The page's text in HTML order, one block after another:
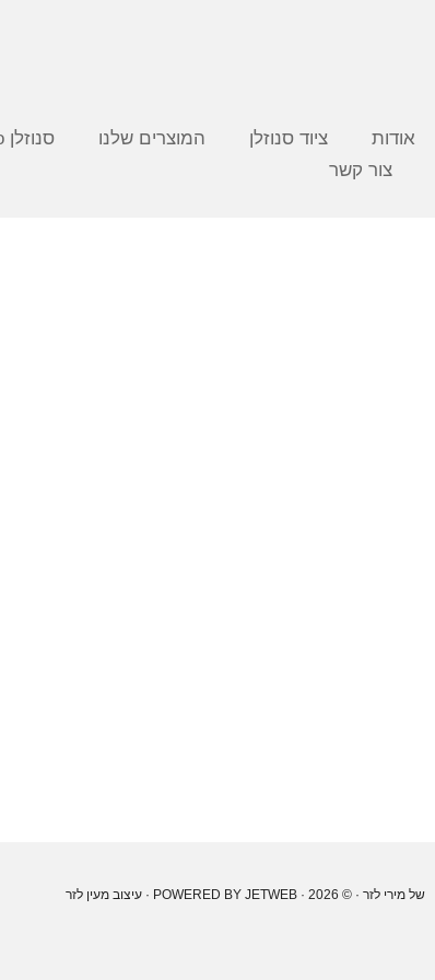
אודות ציוד סנוזלן המוצרים שלנו סנוזלן video
צור קשר
של מירי לזר · © 2026 · POWERED BY
JETWEB · עיצובמעין לזר